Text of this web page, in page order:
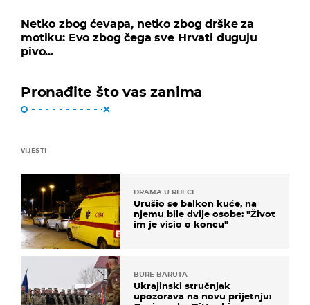
Netko zbog ćevapa, netko zbog drške za
motiku: Evo zbog čega sve Hrvati duguju
pivo...
Pronađite što vas zanima
VIJESTI
DRAMA U RIJECI
Urušio se balkon kuće, na
njemu bile dvije osobe: "Život
im je visio o koncu"
BURE BARUTA
Ukrajinski stručnjak
upozorava na novu prijetnju: